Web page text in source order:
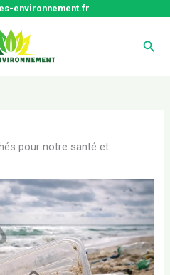
environnement.fr
pour notre santé et